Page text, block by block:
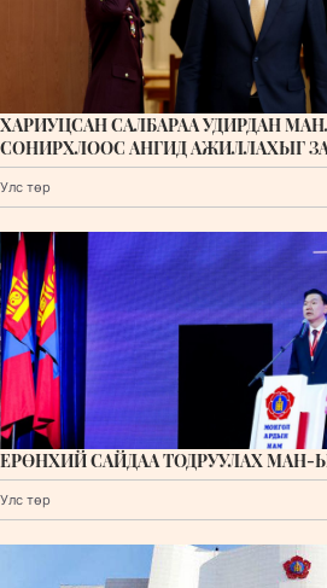
ХАРИУЦСАН САЛБАРАА УДИРДАН
СОНИРХЛООС АНГИД АЖИЛЛАХЫГ
ГИШҮҮДЭД АНХААРУУЛАВ
Улс төр
ЕРӨНХИЙ САЙДАА ТОДРУУЛАХ МАН-
Улс төр